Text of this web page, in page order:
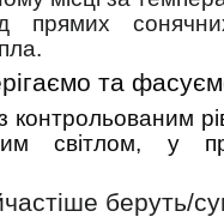
прямих
та
контрольованим
світлом, у
беруть/